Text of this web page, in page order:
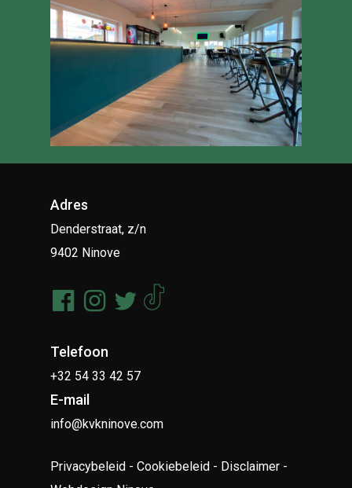
Adres
Denderstraat, z/n
9402 Ninove
Telefoon
+32 54 33 42 57
E-mail
info@kvkninove.com
Privacybeleid -Cookiebeleid - Disclaimer -